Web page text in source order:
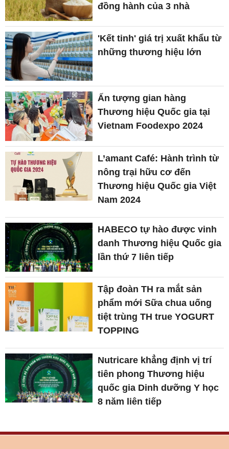
đồng hành của 3 nhà
'Kết tinh' giá trị xuất khẩu từ
những thương hiệu lớn
Ấn tượng gian hàng
Thương hiệu Quốc gia tại
Vietnam Foodexpo 2024
L’amant Café: Hành trình từ
nông trại hữu cơ đến
Thương hiệu Quốc gia Việt
Nam 2024
HABECO tự hào được vinh
danh Thương hiệu Quốc gia
lần thứ 7 liên tiếp
Tập đoàn TH ra mắt sản
phẩm mới Sữa chua uống
tiệt trùng TH true YOGURT
TOPPING
Nutricare khẳng định vị trí
tiên phong Thương hiệu
quốc gia Dinh dưỡng Y học
8 năm liên tiếp